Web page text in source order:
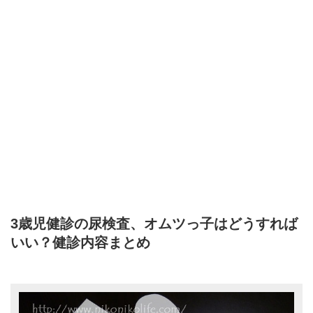
3歳児健診の尿検査、オムツっ子はどうすれば
いい？健診内容まとめ